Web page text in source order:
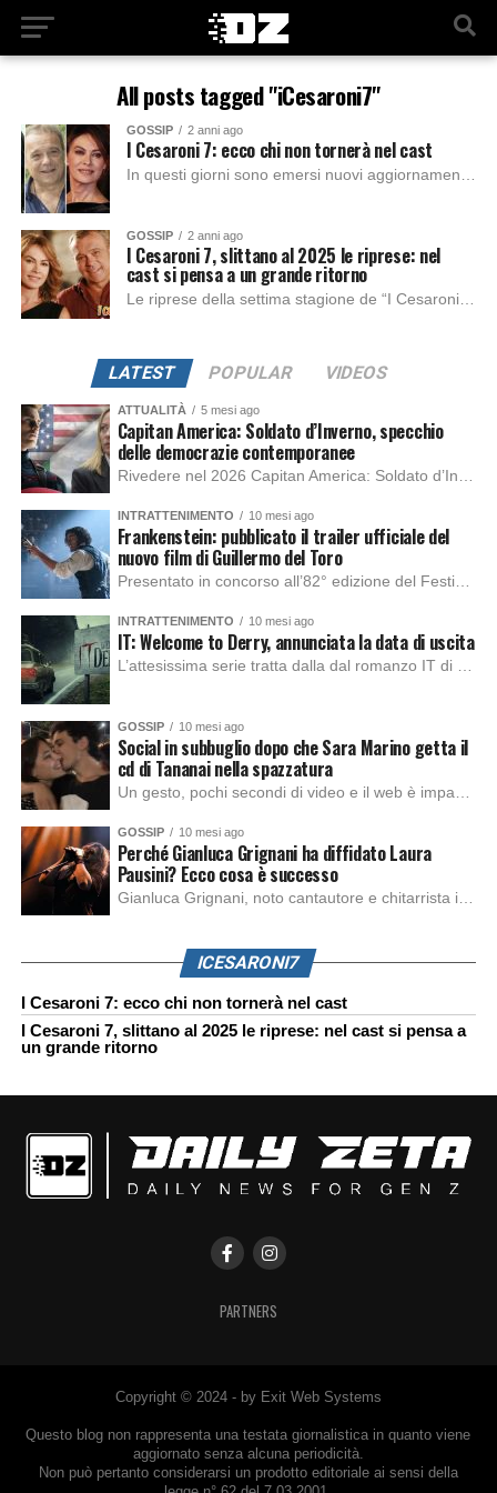
All posts tagged "iCesaroni7"
GOSSIP 2 anni ago
I Cesaroni 7: ecco chi non tornerà nel cast
GOSSIP 2 anni ago
I Cesaroni 7, slittano al 2025 le riprese: nel
cast si pensa a un grande ritorno
LATEST POPULAR VIDEOS
ATTUALITÀ 5 mesi ago
Capitan America: Soldato d’Inverno, specchio
delle democrazie contemporanee
INTRATTENIMENTO 10 mesi ago
Frankenstein: pubblicato il trailer ufficiale del
nuovo film di Guillermo del Toro
INTRATTENIMENTO 10 mesi ago
IT: Welcome to Derry, annunciata la data di uscita
GOSSIP 10 mesi ago
Social in subbuglio dopo che Sara Marino getta il
cd di Tananai nella spazzatura
GOSSIP 10 mesi ago
Perché Gianluca Grignani ha diffidato Laura
Pausini? Ecco cosa è successo
ICESARONI7
I Cesaroni 7: ecco chi non tornerà nel cast
I Cesaroni 7, slittano al 2025 le riprese: nel cast si pensa a
un grande ritorno
PARTNERS
Copyright © 2024 - by Exit Web Systems
Questo blog non rappresenta una testata giornalistica in quanto viene
aggiornato senza alcuna periodicità.
Non può pertanto considerarsi un prodotto editoriale ai sensi della